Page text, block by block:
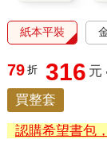
紙本平裝
79 折 316 元
買整套
認購希望書包